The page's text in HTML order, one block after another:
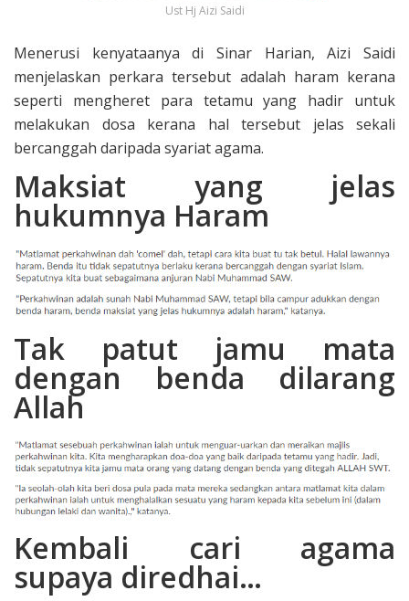
Ust Hj Aizi Saidi
Menerusi kenyataanya di Sinar Harian, Aizi Saidi
menjelaskan perkara tersebut adalah haram kerana
seperti mengheret para tetamu yang hadir untuk
melakukan dosa kerana hal tersebut jelas sekali
bercanggah daripada syariat agama.
Maksiat yang jelas
hukumnya Haram
Tak patut jamu mata
dengan benda dilarang
Allah
Kembali cari agama
supaya diredhai…